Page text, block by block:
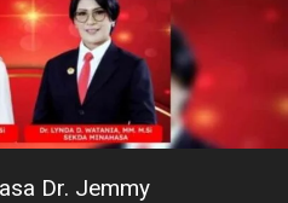
Dr. Jemmy